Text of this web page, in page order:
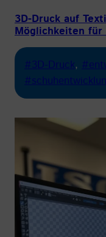
3D-Druck auf
Möglichkeiten für
#3D-Druck,